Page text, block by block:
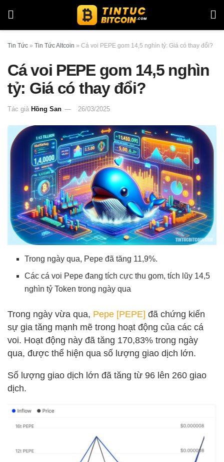
Tin Tức » Tin Tức Altcoin » Cá voi PEPE gom 14,5 nghìn tỷ: Giá có thay đổi?
Cá voi PEPE gom 14,5 nghìn
tỷ: Giá có thay đổi?
Tác giả Hồng San 26/03/2025
Trong ngày qua, Pepe đã tăng 11,9%.
Các cá voi Pepe đang tích cực thu gom, tích lũy 14,5
nghìn tỷ Token trong ngày qua
Trong ngày vừa qua, Pepe [PEPE] đã chứng kiến
sự gia tăng mạnh mẽ trong hoạt động của các cá
voi. Hoạt động này đã tăng 170,83% trong ngày
qua, được thể hiện qua số lượng giao dịch lớn.
Số lượng giao dịch lớn đã tăng từ 96 lên 260 giao
dịch.